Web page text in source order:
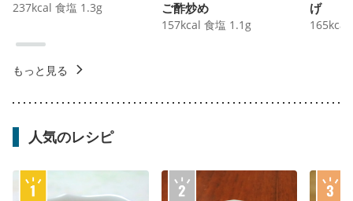
237kcal 食塩 1.3g ご酢炒め
157kcal 食塩 1.1 g
げ
165kcal
もっと見る
人気のレシピ